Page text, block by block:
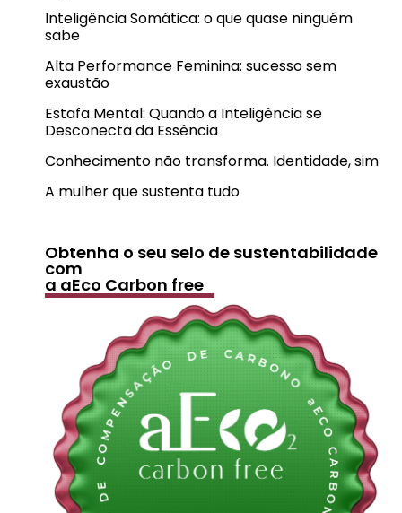
Inteligência Somática: o que quase ninguém
sabe
Alta Performance Feminina: sucesso sem
exaustão
Estafa Mental: Quando a Inteligência se
Desconecta da Essência
Conhecimento não transforma. Identidade, sim
A mulher que sustenta tudo
Obtenha o seu selo de sustentabilidade
com
a aEco Carbon free